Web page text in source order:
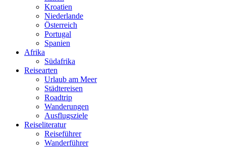
Kroatien
Niederlande
Österreich
Portugal
Spanien
Afrika
Südafrika
Reisearten
Urlaub am Meer
Städtereisen
Roadtrip
Wanderungen
Ausflugsziele
Reiseliteratur
Reiseführer
Wanderführer